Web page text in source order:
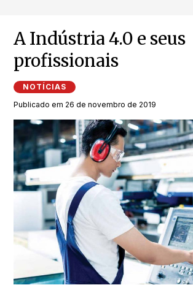
A Indústria 4.0 e seus
profissionais
NOTÍCIAS
Publicado em 26 de novembro de 2019